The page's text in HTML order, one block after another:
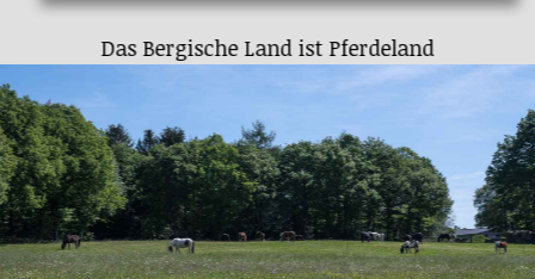
Die Welt aus der Perspektive eines Maulwurfes